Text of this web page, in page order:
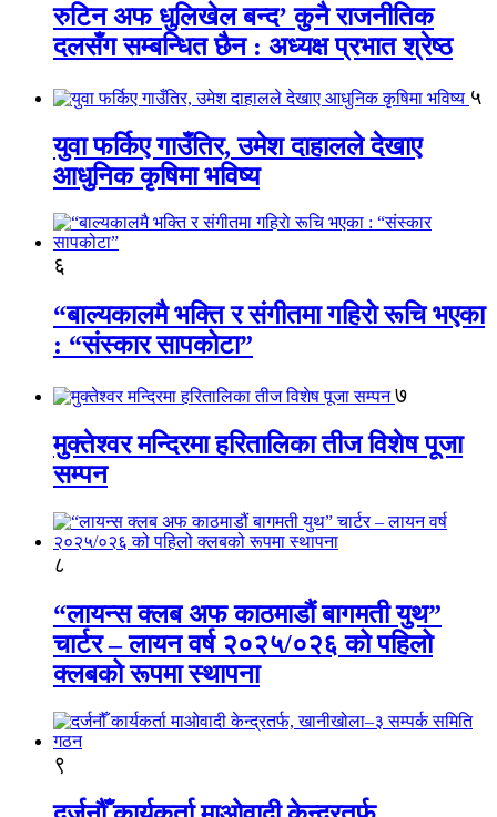
रुटिन अफ धुलिखेल बन्द’ कुनै राजनीतिक
दलसँग सम्बन्धित छैन : अध्यक्ष प्रभात श्रेष्ठ
५
युवा फर्किए गाउँतिर, उमेश दाहालले देखाए
आधुनिक कृषिमा भविष्य
६
“बाल्यकालमै भक्ति र संगीतमा गहिराे रूचि भएका
: “संस्कार सापकोटा”
७
मुक्तेश्वर मन्दिरमा हरितालिका तीज विशेष पूजा
सम्पन
८
“लायन्स क्लब अफ काठमाडौं बागमती युथ”
चार्टर – लायन वर्ष २०२५/०२६ को पहिलो
क्लबको रूपमा स्थापना
९